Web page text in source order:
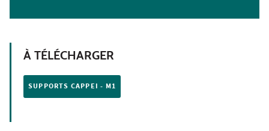
À TÉLÉCHARGER
SUPPORTS CAPPEI - M1